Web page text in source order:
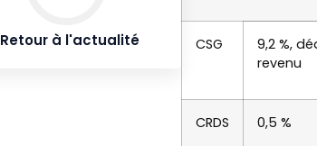
Retour à l'actualité CSG
9,2 %,
revenu
CRDS 0,5 %